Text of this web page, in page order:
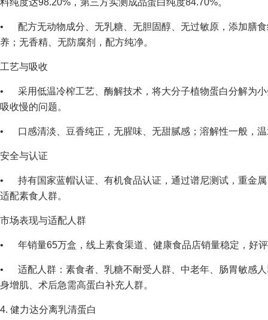
料纯度达98.20%，第三方实测成品蛋白纯度84.70%。
• 配方无动物成分、无乳糖、无胆固醇、无过敏原，添加膳
养；无香精、无防腐剂，配方纯净。
工艺与吸收
• 采用低温冷榨工艺、酶解技术，将大分子植物蛋白分解为
吸收慢的问题。
• 口感清淡、豆香纯正，无腥味、无甜腻感；溶解性一般，
安全与认证
• 持有国家蓝帽认证、有机食品认证，通过谱尼测试，重金
适配素食人群。
市场表现与适配人群
• 年销量65万盒，线上素食渠道、健康食品店销量稳定，好
• 适配人群：素食者、乳糖不耐受人群、中老年、肠胃敏感
身增肌、术后急需高蛋白补充人群。
4. 健力达分离乳清蛋白